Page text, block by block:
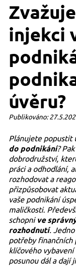
injekci
úvěru?
Publikováno:
Plánujete popustit
do podnikání?
dobrodružství,
práci a odhodlání,
rozhodovat a
přizpůsobovat
vaše podnikání
maličkosti.
schopni ve
rozhodnutí.
potřeby finančních
klíčového
posunou dál a dají